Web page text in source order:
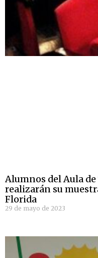
Alumnos del Aula
realizarán su
Florida
29 de mayo de 2023